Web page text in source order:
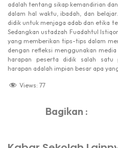
adalah tentang sikap kemandirian
dalam hal waktu, ibadah, dan
didik untuk menjaga adab dan etika
Sedangkan ustadzah Fuadahtul
yang memberikan tips-tips dalam
dengan refleksi menggunakan
harapan peserta didik salah satu
harapan adalah impian besar apa
Views: 77
Bagikan :